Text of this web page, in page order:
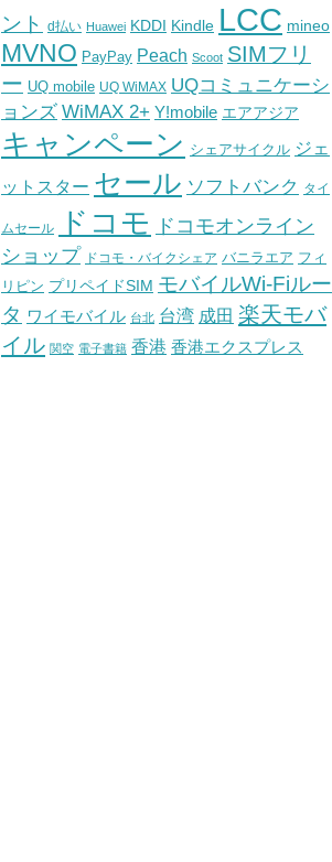
ント
d払い Huawei KDDI Kindle LCC mineo
MVNO PayPay Peach Scoot SIMフリ
ー UQ mobile UQ WiMAX UQコミュニケーシ
ョンズ WiMAX 2+ Y!mobile エアアジア
キャンペーン シェアサイクル ジェ
ットスター セール ソフトバンク タイ
ムセール ドコモ
ドコモオンライン
ショップ ドコモ・バイクシェア バニラエア フィ
リピン プリペイドSIM モバイルWi-Fiルー
タ ワイモバイル 台北 台湾 成田 楽天モバ
イル 関空 電子書籍 香港 香港エクスプレス